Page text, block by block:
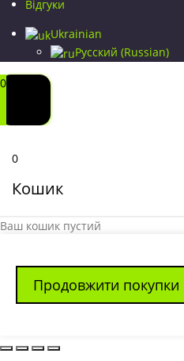
Відгуки
Ukrainian
Русский (Russian)
0
0
Кошик
Ваш кошик пустий
Продовжити покупки